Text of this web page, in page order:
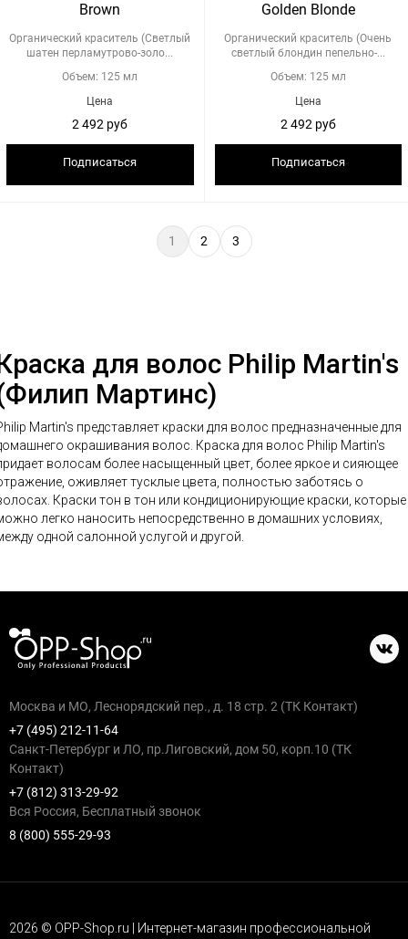
Brown
Органический краситель (Светлый
шатен перламутрово-золо...
Объем: 125 мл
Цена
2 492 руб
Подписаться
Golden Blonde
Органический краситель (Очень
светлый блондин пепельно-...
Объем: 125 мл
Цена
2 492 руб
Подписаться
1 2 3
для волос Philip Martin's
Мартинс)
Martin's представляет краски для волос предназначенные для
окрашивания волос. Краска для волос Philip Martin's
волосам более насыщенный цвет, более яркое и сияющее
оживляет тусклые цвета, полностью заботясь о
Краски тон в тон или кондиционирующие краски, которые
легко наносить непосредственно в домашних условиях,
одной салонной услугой и другой.
Москва и МО, Леснорядский пер., д. 18 стр. 2 (ТК Контакт)
+7 (495) 212-11-64
Санкт-Петербург и ЛО, пр.Лиговский, дом 50, корп.10 (ТК
Контакт)
+7 (812) 313-29-92
Вся Россия, Бесплатный звонок
8 (800) 555-29-93
2026 © OPP-Shop.ru | Интернет-магазин профессиональной